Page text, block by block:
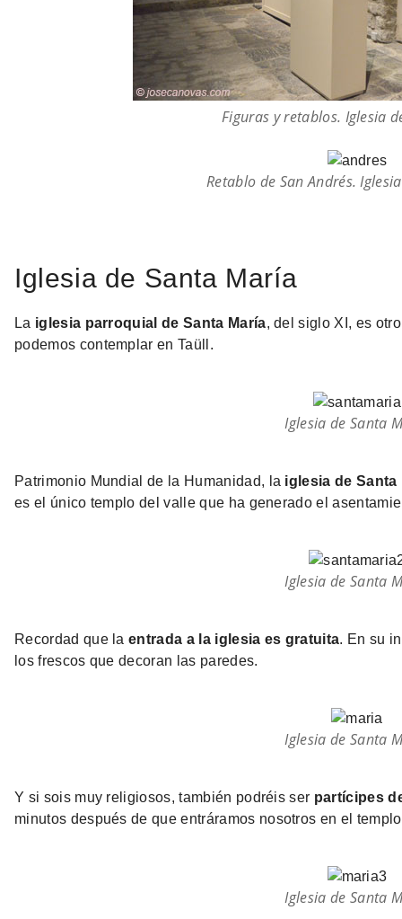
Figuras y retablos. Iglesia
Retablo de San Andrés.
Iglesia de Santa María
La iglesia parroquial de Santa María, del siglo XI, es
podemos contemplar en Taüll.
Iglesia de Santa
Patrimonio Mundial de la Humanidad, la iglesia de Santa
es el único templo del valle que ha generado el
Iglesia de Santa
Recordad que laentrada a la iglesia es gratuita. En su
los frescos que decoran las paredes.
Iglesia de Santa
Y si sois muy religiosos, también podréis ser partícipes
minutos después de que entráramos nosotros en el
Iglesia de Santa